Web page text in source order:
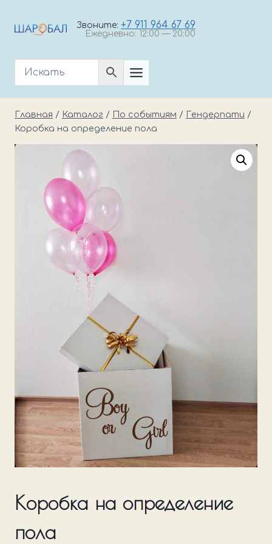
Звоните: +7 911 964 67 69
Ежедневно: 12:00 — 20:00
Главная / Каталог / По событиям / Гендерпати /
Коробка на определение пола
Коробка на определение
пола